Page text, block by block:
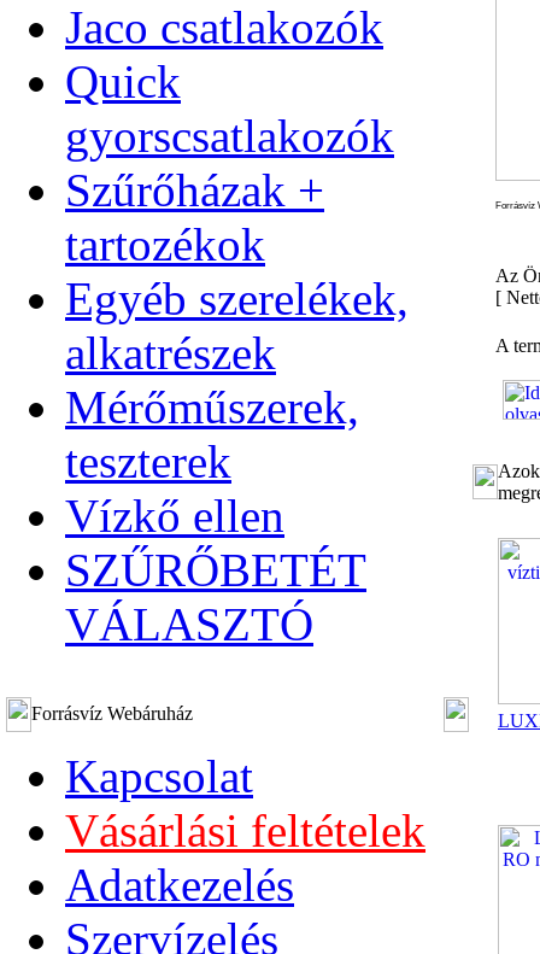
Jaco csatlakozók
Quick
gyorscsatlakozók
Szűrőházak +
tartozékok
Egyéb szerelékek,
alkatrészek
Mérőműszerek,
teszterek
Vízkő ellen
SZŰRŐBETÉT
VÁLASZTÓ
Forrásvíz Webáruház
Kapcsolat
Vásárlási feltételek
Adatkezelés
Szervízelés
Forrásvíz
Az
[
A